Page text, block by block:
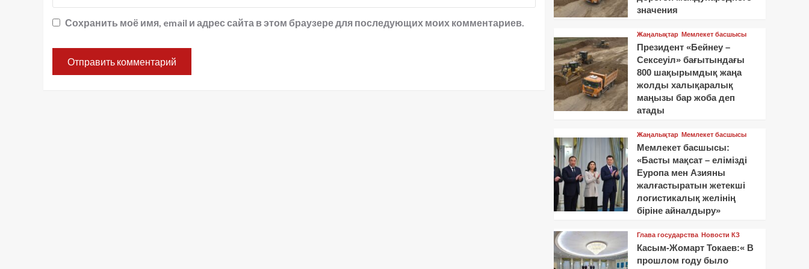
Сохранить моё имя, email и адрес сайта в этом браузере для последующих моих комментариев.
значения
Жаңалықтар Мемлекет басшысы
Президент «Бейнеу –
Сексеуіл» бағытындағы
800 шақырымдық жаңа
жолды халықаралық
маңызы бар жоба деп
атады
Жаңалықтар Мемлекет басшысы
Мемлекет басшысы:
«Басты мақсат – елімізді
Еуропа мен Азияны
жалғастыратын жетекші
логистикалық желінің
біріне айналдыру»
Глава государства Новости КЗ
Касым-Жомарт Токаев:« В
прошлом году было